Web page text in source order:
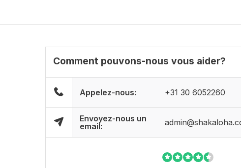
Comment pouvons-nous vous aider?
Appelez-nous: +31 30 6052260
Envoyez-nous un
email: